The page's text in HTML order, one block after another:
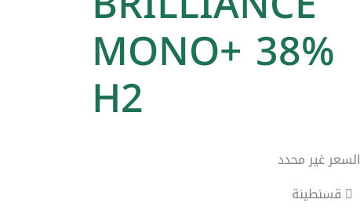
MONO+ 38%
H2
السعر غير محدد
قسنطينة